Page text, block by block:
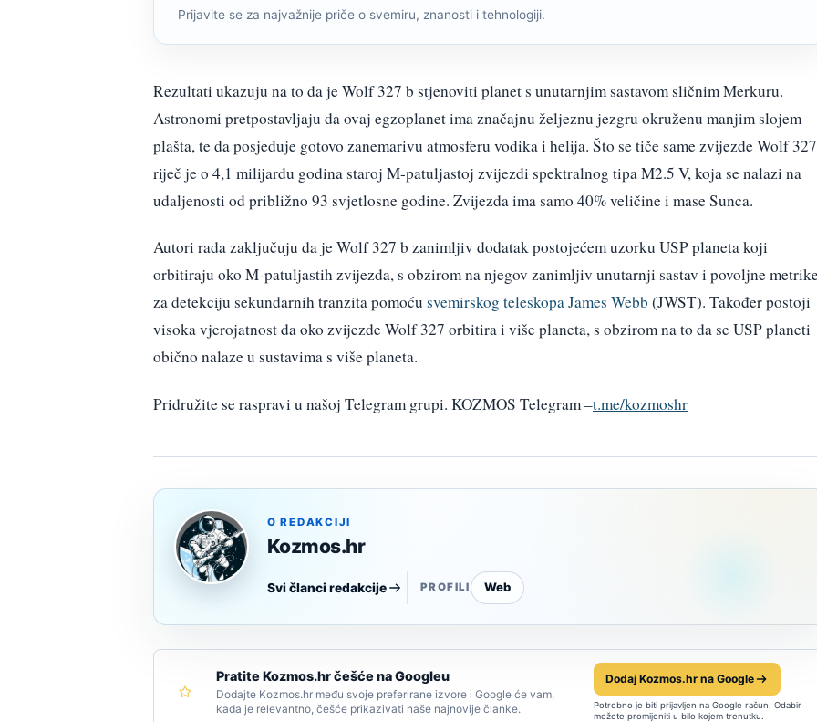
Prijavite se za najvažnije priče o svemiru, znanosti i tehnologiji.
Rezultati ukazuju na to da je Wolf 327 b stjenoviti planet s unutarnjim sastavom sličnim Merkuru.
Astronomi pretpostavljaju da ovaj egzoplanet ima značajnu željeznu jezgru okruženu manjim slojem
plašta, te da posjeduje gotovo zanemarivu atmosferu vodika i helija. Što se tiče same zvijezde Wolf
riječ je o 4,1 milijardu godina staroj M-patuljastoj zvijezdi spektralnog tipa M2.5 V, koja se nalazi na
udaljenosti od približno 93 svjetlosne godine. Zvijezda ima samo 40% veličine i mase Sunca.
Autori rada zaključuju da je Wolf 327 b zanimljiv dodatak postojećem uzorku USP planeta koji
orbitiraju oko M-patuljastih zvijezda, s obzirom na njegov zanimljiv unutarnji sastav i povoljne
za detekciju sekundarnih tranzita pomoću svemirskog teleskopa James Webb (JWST). Također postoji
visoka vjerojatnost da oko zvijezde Wolf 327 orbitira i više planeta, s obzirom na to da se USP planeti
obično nalaze u sustavima s više planeta.
Pridružite se raspravi u našoj Telegram grupi. KOZMOS Telegram –t.me/kozmoshr
O REDAKCIJI
Kozmos.hr
Svi članci redakcije PROFILI Web
Pratite Kozmos.hr češće na Googleu
Dodajte Kozmos.hr među svoje preferirane izvore i Google će vam,
kada je relevantno, češće prikazivati naše najnovije članke.
Dodaj Kozmos.hr na Google
Potrebno je biti prijavljen na Google račun. Odabir
možete promijeniti u bilo kojem trenutku.